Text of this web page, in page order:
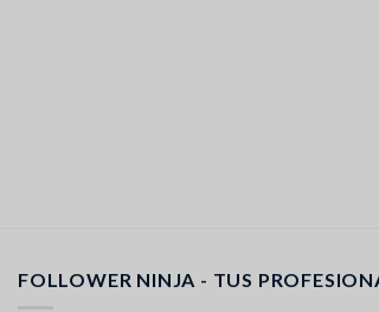
FOLLOWER NINJA - TUS